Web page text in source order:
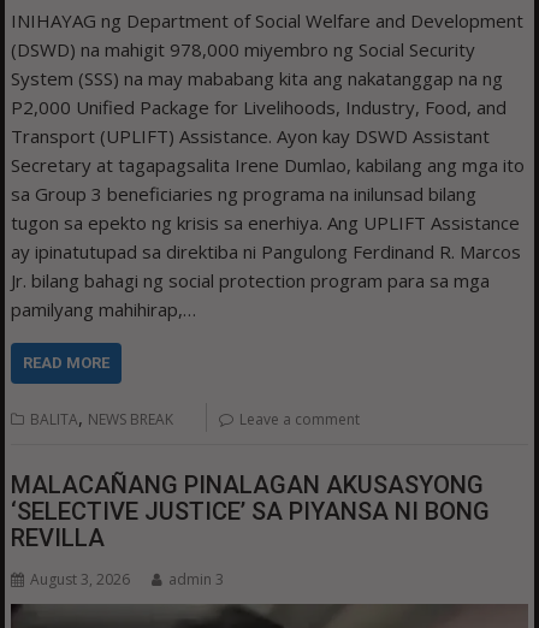
INIHAYAG ng Department of Social Welfare and Development
(DSWD) na mahigit 978,000 miyembro ng Social Security
System (SSS) na may mababang kita ang nakatanggap na ng
P2,000 Unified Package for Livelihoods, Industry, Food, and
Transport (UPLIFT) Assistance. Ayon kay DSWD Assistant
Secretary at tagapagsalita Irene Dumlao, kabilang ang mga ito
sa Group 3 beneficiaries ng programa na inilunsad bilang
tugon sa epekto ng krisis sa enerhiya. Ang UPLIFT Assistance
ay ipinatutupad sa direktiba ni Pangulong Ferdinand R. Marcos
Jr. bilang bahagi ng social protection program para sa mga
pamilyang mahihirap,…
READ MORE
BALITA, NEWS BREAK Leave a comment
MALACAÑANG PINALAGAN AKUSASYONG
‘SELECTIVE JUSTICE’ SA PIYANSA NI BONG
REVILLA
August 3, 2026 admin 3